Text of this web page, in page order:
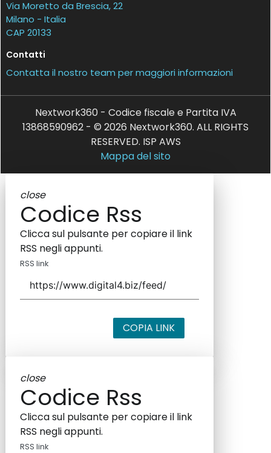
Via Moretto da Brescia, 22
Milano - Italia
CAP 20133
Contatti
Contatta il nostro team per maggiori informazioni
Nextwork360 - Codice fiscale e Partita IVA
13868590962 - © 2026 Nextwork360. ALL RIGHTS
RESERVED. ISP AWS
Mappa del sito
close
Codice Rss
Clicca sul pulsante per copiare il link
RSS negli appunti.
RSS link
COPIA LINK
close
Codice Rss
Clicca sul pulsante per copiare il link
RSS negli appunti.
RSS link